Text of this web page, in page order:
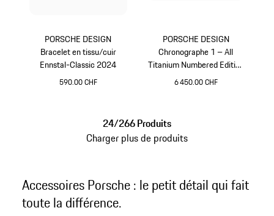
PORSCHE DESIGN
Bracelet en tissu/cuir
Ennstal-Classic 2024
590.00 CHF
PORSCHE DESIGN
Chronographe 1 – All
Titanium Numbered Edition
avec bracelet en cuir
6 450.00 CHF
24/266 Produits
Charger plus de produits
Accessoires Porsche : le petit détail qui fait
toute la différence.